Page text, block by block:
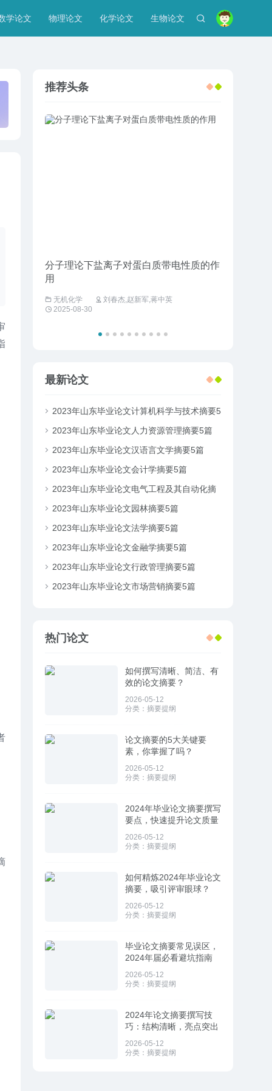
学论文 物理论文 化学论文 生物论文
推荐头条
分子理论下盐离子对蛋白质带电性质的作
用
无机化学
刘春杰,赵新军,蒋中英
2025-08-30
最新论文
2023年山东毕业论文计算机科学与技术摘要5
篇
2023年山东毕业论文人力资源管理摘要5篇
2023年山东毕业论文汉语言文学摘要5篇
2023年山东毕业论文会计学摘要5篇
2023年山东毕业论文电气工程及其自动化摘
要5篇
2023年山东毕业论文园林摘要5篇
2023年山东毕业论文法学摘要5篇
2023年山东毕业论文金融学摘要5篇
2023年山东毕业论文行政管理摘要5篇
2023年山东毕业论文市场营销摘要5篇
热门论文
如何撰写清晰、简洁、有
效的论文摘要？
2026-05-12
分类： 摘要提纲
论文摘要的5大关键要
素，你掌握了吗？
2026-05-12
分类： 摘要提纲
2024年毕业论文摘要撰写
要点，快速提升论文质量
2026-05-12
分类： 摘要提纲
如何精炼2024年毕业论文
摘要，吸引评审眼球？
2026-05-12
分类： 摘要提纲
毕业论文摘要常见误区，
2024年届必看避坑指南
2026-05-12
分类： 摘要提纲
2024年论文摘要撰写技
巧：结构清晰，亮点突出
2026-05-12
分类： 摘要提纲